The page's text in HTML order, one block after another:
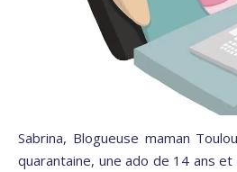
Sabrina, Blogueuse maman
quarantaine, une ado de 14 ans et